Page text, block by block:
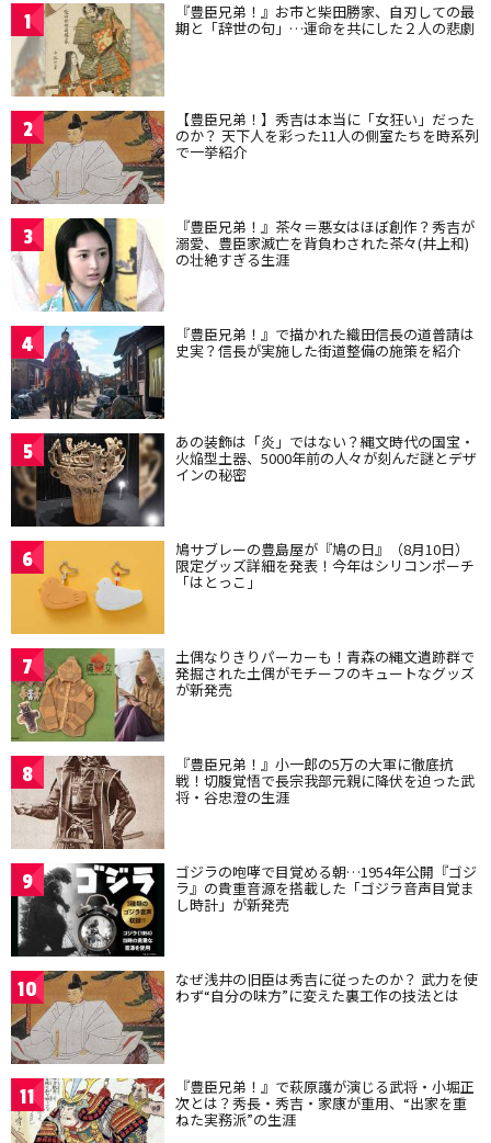
1 『豊臣兄弟！』お市と柴田勝家、自刃しての最
期と「辞世の句」…運命を共にした２人の悲劇
2 【豊臣兄弟！】秀吉は本当に「女狂い」だった
のか？ 天下人を彩った11人の側室たちを時系列
で一挙紹介
3 『豊臣兄弟！』茶々＝悪女はほぼ創作？秀吉が
溺愛、豊臣家滅亡を背負わされた茶々(井上和)
の壮絶すぎる生涯
4 『豊臣兄弟！』で描かれた織田信長の道普請は
史実？信長が実施した街道整備の施策を紹介
5 あの装飾は「炎」ではない？縄文時代の国宝・
火焔型土器、5000年前の人々が刻んだ謎とデザ
インの秘密
6 鳩サブレーの豊島屋が『鳩の日』（8月10日）
限定グッズ詳細を発表！今年はシリコンポーチ
「はとっこ」
7 土偶なりきりパーカーも！青森の縄文遺跡群で
発掘された土偶がモチーフのキュートなグッズ
が新発売
8 『豊臣兄弟！』小一郎の5万の大軍に徹底抗
戦！切腹覚悟で長宗我部元親に降伏を迫った武
将・谷忠澄の生涯
9 ゴジラの咆哮で目覚める朝…1954年公開『ゴジ
ラ』の貴重音源を搭載した「ゴジラ音声目覚ま
し時計」が新発売
10 なぜ浅井の旧臣は秀吉に従ったのか？ 武力を使
わず“自分の味方”に変えた裏工作の技法とは
11 『豊臣兄弟！』で萩原護が演じる武将・小堀正
次とは？秀長・秀吉・家康が重用、“出家を重
ねた実務派”の生涯